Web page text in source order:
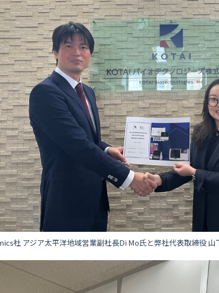
社 アジア太平洋地域営業副社長Di Mo氏と弊社代表取締役 山